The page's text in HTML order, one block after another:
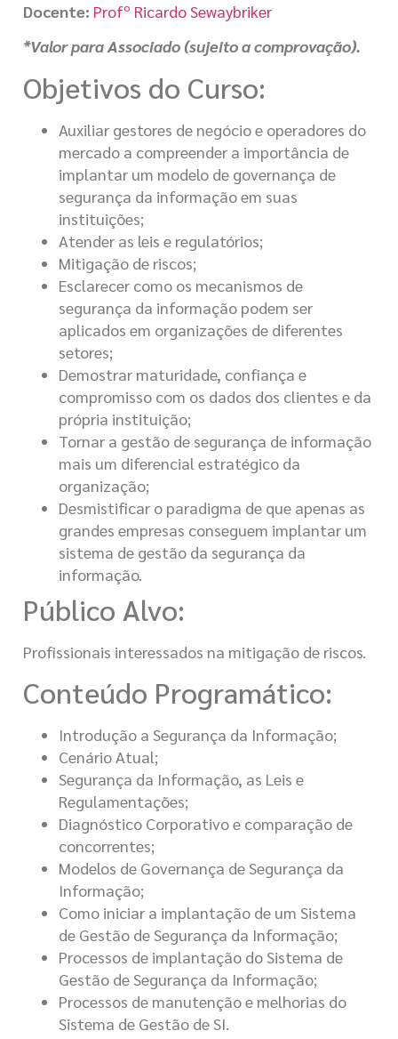
Docente: Profº Ricardo Sewaybriker
*Valor para Associado (sujeito a comprovação).
Objetivos do Curso:
Auxiliar gestores de negócio e operadores do
mercado a compreender a importância de
implantar um modelo de governança de
segurança da informação em suas
instituições;
Atender as leis e regulatórios;
Mitigação de riscos;
Esclarecer como os mecanismos de
segurança da informação podem ser
aplicados em organizações de diferentes
setores;
Demostrar maturidade, confiança e
compromisso com os dados dos clientes e da
própria instituição;
Tornar a gestão de segurança de informação
mais um diferencial estratégico da
organização;
Desmistificar o paradigma de que apenas as
grandes empresas conseguem implantar um
sistema de gestão da segurança da
informação.
Público Alvo:
Profissionais interessados na mitigação de riscos.
Conteúdo Programático:
Introdução a Segurança da Informação;
Cenário Atual;
Segurança da Informação, as Leis e
Regulamentações;
Diagnóstico Corporativo e comparação de
concorrentes;
Modelos de Governança de Segurança da
Informação;
Como iniciar a implantação de um Sistema
de Gestão de Segurança da Informação;
Processos de implantação do Sistema de
Gestão de Segurança da Informação;
Processos de manutenção e melhorias do
Sistema de Gestão de SI.